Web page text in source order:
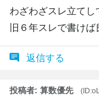
わざわざスレ立てし
旧６年スレで書け
返信する
投稿者: 算数優先